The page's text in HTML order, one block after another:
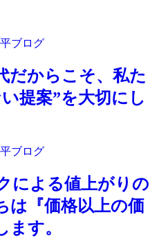
ブログ
だからこそ、私た
提案”を大切にし
ブログ
による値上がりの
は『価格以上の価
ます。